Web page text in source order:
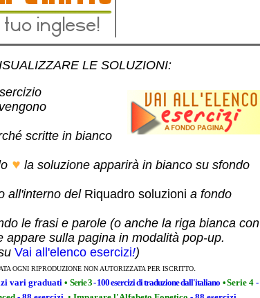
LE SOLUZIONI:
scritte in bianco
la soluzione apparirà in bianco su sfondo
all'interno del Riquadro soluzioni a fondo
le frasi e parole (o anche la riga bianca con
sulla pagina in modalità pop-up.
Vai all'elenco esercizi!)
OGNI RIPRODUZIONE NON AUTORIZZATA PER ISCRITTO.
vari graduati • Serie 3- 100 esercizi di traduzione dall'italiano •Serie 4 -